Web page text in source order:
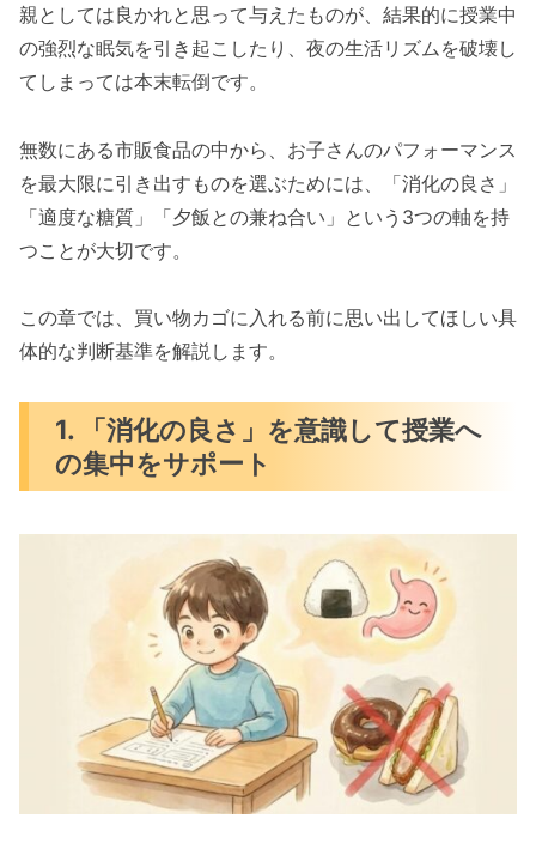
親としては良かれと思って与えたものが、結果的に授業中
の強烈な眠気を引き起こしたり、夜の生活リズムを破壊し
てしまっては本末転倒です。
無数にある市販食品の中から、お子さんのパフォーマンス
を最大限に引き出すものを選ぶためには、「消化の良さ」
「適度な糖質」「夕飯との兼ね合い」という3つの軸を持
つことが大切です。
この章では、買い物カゴに入れる前に思い出してほしい具
体的な判断基準を解説します。
1. 「消化の良さ」を意識して授業へ
の集中をサポート